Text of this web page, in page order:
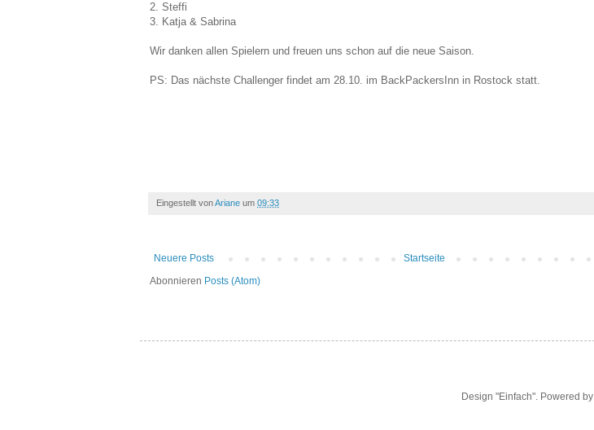
2. Steffi
3. Katja & Sabrina
Wir danken allen Spielern und freuen uns schon auf die neue Saison.
PS: Das nächste Challenger findet am 28.10. im BackPackersInn in Rostock statt.
Eingestellt vonAriane um 09:33
Neuere Posts
Startseite
Abonnieren Posts (Atom)
Design "Einfach". Powered by